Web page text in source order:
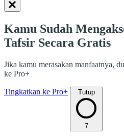
Kamu Sudah
Tafsir Secara Gratis
Jika kamu merasakan manfaatnya,
ke Pro+
Tingkatkan ke Pro+ Tutup
7